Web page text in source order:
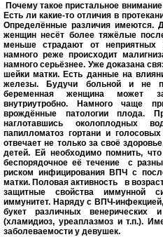
Почему такое пристальное
Есть ли какие-то отличия в
Определённые различия
женщин несёт более тяжёлые
меньше страдают от
намного реже происходит
намного серьёзнее. Уже доказана
шейки матки. Есть данные на
железы. Будучи больной и не
беременная женщина может
внутриутробно. Намного чаще
врождённые патологии плода.
наглотавшись околоплодных
папилломатоз гортани и
отвечает не только за своё
детей. Ей необходимо помнить,
беспорядочное её течение
с
риском инфицирования ВПЧ с
матки. Половая активность
в
защитные свойства иммунной
иммунитет. Наряду с ВПЧ-
букет различных венерических
(хламидиоз, уреаплазмоз и т.п.).
заболеваемости у девушек.